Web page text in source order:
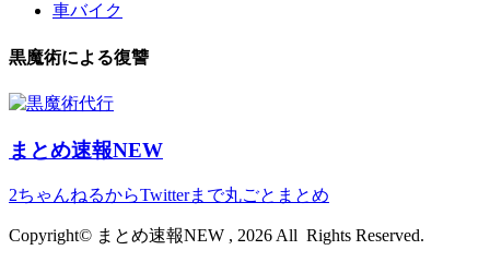
車バイク
黒魔術による復讐
まとめ速報NEW
2ちゃんねるからTwitterまで丸ごとまとめ
Copyright© まとめ速報NEW , 2026 All Rights Reserved.